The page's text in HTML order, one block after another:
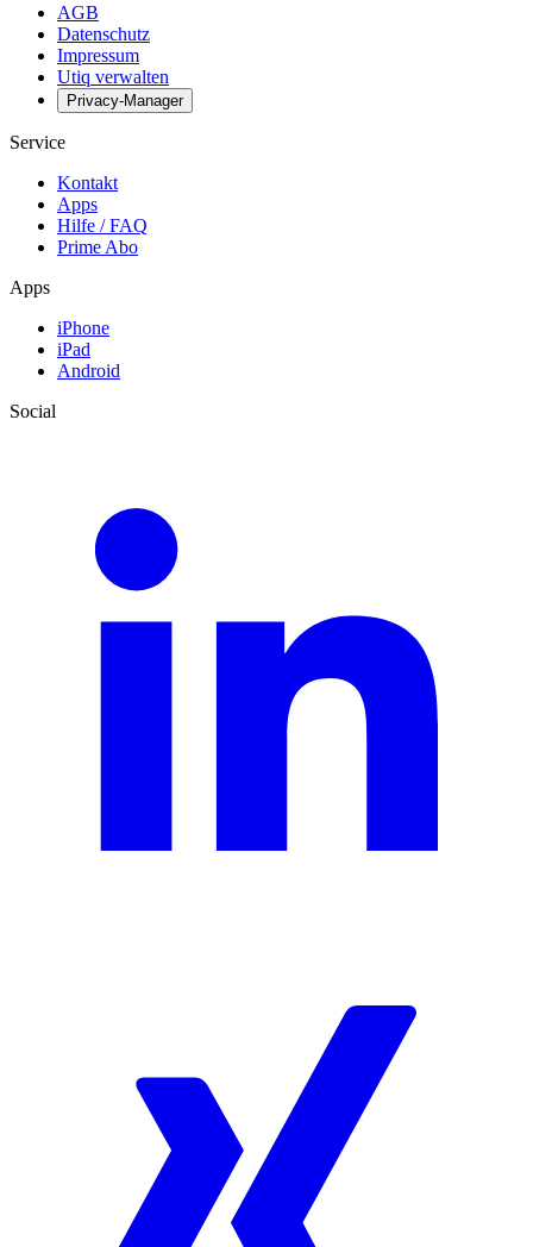
AGB
Datenschutz
Impressum
Utiq verwalten
Privacy-Manager
Service
Kontakt
Apps
Hilfe / FAQ
Prime Abo
Apps
iPhone
iPad
Android
Social